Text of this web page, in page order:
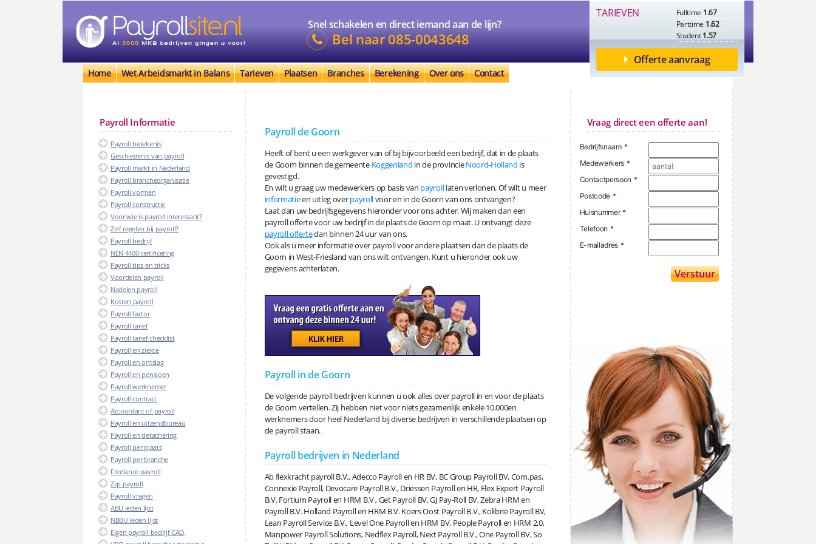
Snel schakelen en direct iemand aan de lijn?
Bel naar085-0043648
TARIEVEN Fulltime 1.67
Parttime 1.62
Student1.57
Offerte aanvraag
Home Wet Arbeidsmarkt in Balans Tarieven Plaatsen Branches Berekening Over ons Contact
Payroll Informatie
Payroll betekenis
Geschiedenis van payroll
Payroll markt in Nederland
Payroll brancheorganisatie
Payroll vormen
Payroll constructie
Voor wie is payroll interessant?
Zelf regelen bij payroll?
Payroll bedrijf
NEN 4400 certificering
Payroll tips en tricks
Voordelen payroll
Nadelen payroll
Kosten payroll
Payroll factor
Payroll tarief
Payroll tarief checklist
Payroll en ziekte
Payroll en ontslag
Payroll en pensioen
Payroll werknemer
Payroll contract
Accountant of payroll
Payroll en uitzendbureau
Payroll en detachering
Payroll per plaats
Payroll per branche
Freelance payroll
Zzp payroll
Payroll vragen
ABU leden lijst
NBBU leden lijst
Eigen payroll bedrijf CAO
Payroll de Goorn
Heeft of bent u een werkgever van of bij bijvoorbeeld een bedrijf, dat in de plaats
de Goorn binnen de gemeente Koggenland in de provincieNoord-Holland is
gevestigd.
En wilt u graag uw medewerkers op basis van payrolllaten verlonen. Of wilt u meer
informatieen uitleg overpayrollvoor en in de Goorn van ons ontvangen?
Laat dan uw bedrijfsgegevens hieronder voor ons achter. Wij maken dan een
payroll offerte voor uw bedrijf in de plaats de Goorn op maat. U ontvangt deze
payroll offertedan binnen 24 uur van ons.
Ook als u meer informatie over payroll voor andere plaatsen dan de plaats de
Goorn in West-Friesland van ons wilt ontvangen. Kunt u hieronder ook uw
gegevens achterlaten.
Payroll in de Goorn
De volgende payroll bedrijven kunnen u ook alles over payroll in en voor de plaats
de Goorn vertellen. Zij hebben niet voor niets gezamenlijk enkele 10.000en
werknemers door heel Nederland bij diverse bedrijven in verschillende plaatsen op
de payroll staan.
Payroll bedrijven in Nederland
Ab flexkracht payroll B.V., Adecco Payroll en HR BV, BC Group Payroll BV, Com.pas,
Connexie Payroll, Devocare Payroll B.V., Driessen Payroll en HR, Flex Expert Payroll
B.V. Fortium Payroll en HRM B.V., Get Payroll BV, GJ Pay-Roll BV, Zebra HRM en
Payroll B.V. Holland Payroll en HRM B.V. Koers Oost Payroll B.V., Kolibrie Payroll BV,
Lean Payroll Service B.V., Level One Payroll en HRM BV, People Payroll en HRM 2.0,
Manpower Payroll Solutions, Nedflex Payroll, Next Payroll B.V., One Payroll BV, So
Vraag direct een offerte aan!
Bedrijfsnaam *
Medewerkers *
Contactpersoon *
Postcode *
Huisnummer *
Telefoon *
E-mailadres *